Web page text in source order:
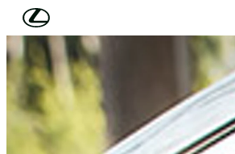
Skip to Main Content